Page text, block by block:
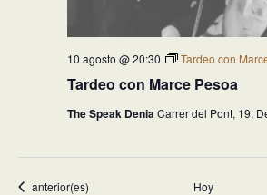
Tardeo con Marce Pesoa
10 agosto @ 20:30 Tardeo con
The Speak DeniaCarrer del Pont, 19,
Eventos
anterior(es) Hoy